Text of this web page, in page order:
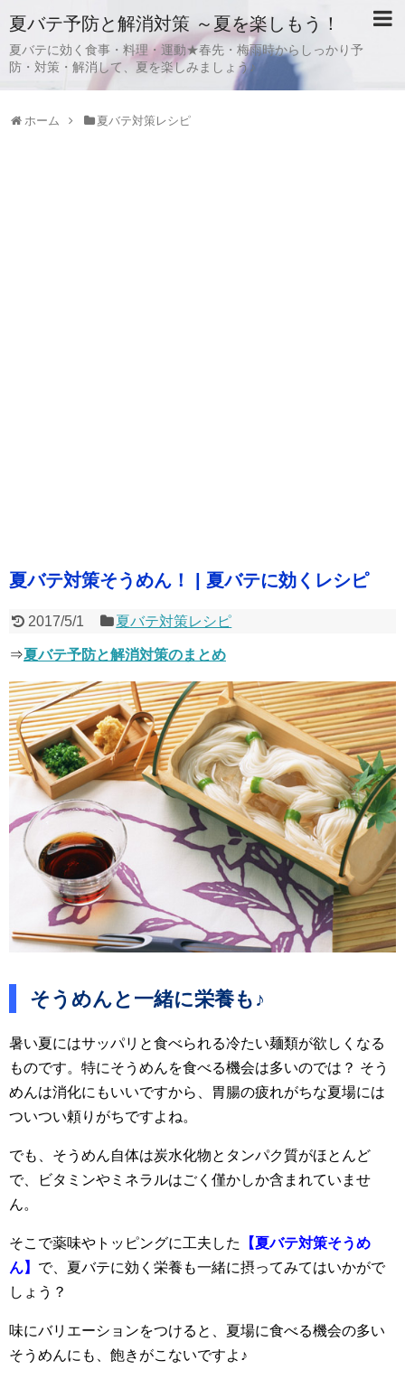
夏バテ予防と解消対策 ～夏を楽しもう！
夏バテに効く食事・料理・運動★春先・梅雨時からしっかり予
防・対策・解消して、夏を楽しみましょう♪
ホーム 夏バテ対策レシピ
夏バテ対策そうめん！ | 夏バテに効くレシピ
2017/5/1 夏バテ対策レシピ
⇒夏バテ予防と解消対策のまとめ
そうめんと一緒に栄養も♪
暑い夏にはサッパリと食べられる冷たい麺類が欲しくなる
ものです。特にそうめんを食べる機会は多いのでは？ そう
めんは消化にもいいですから、胃腸の疲れがちな夏場には
ついつい頼りがちですよね。
でも、そうめん自体は炭水化物とタンパク質がほとんど
で、ビタミンやミネラルはごく僅かしか含まれていませ
ん。
そこで薬味やトッピングに工夫した
【夏バテ対策そうめ
ん】 で、夏バテに効く栄養も一緒に摂ってみてはいかがで
しょう？
味にバリエーションをつけると、夏場に食べる機会の多い
そうめんにも、飽きがこないですよ♪